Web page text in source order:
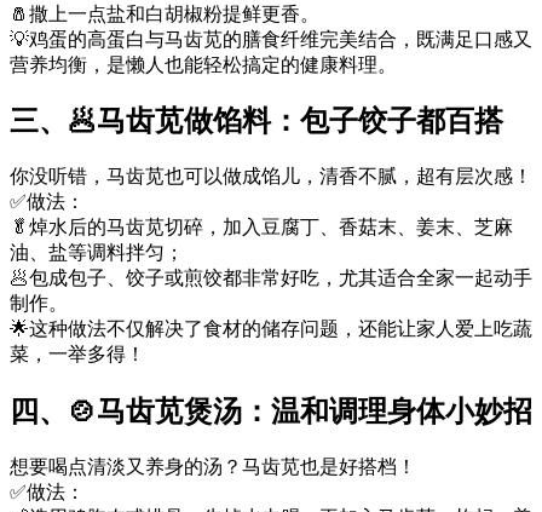
🧂撒上一点盐和白胡椒粉提鲜更香。
💡鸡蛋的高蛋白与马齿苋的膳食纤维完美结合，既满足口感又
营养均衡，是懒人也能轻松搞定的健康料理。
三、🥟马齿苋做馅料：包子饺子都百搭
你没听错，马齿苋也可以做成馅儿，清香不腻，超有层次感！
✅做法：
🥬焯水后的马齿苋切碎，加入豆腐丁、香菇末、姜末、芝麻
油、盐等调料拌匀；
🥟包成包子、饺子或煎饺都非常好吃，尤其适合全家一起动手
制作。
🌟这种做法不仅解决了食材的储存问题，还能让家人爱上吃蔬
菜，一举多得！
四、🍲马齿苋煲汤：温和调理身体小妙招
想要喝点清淡又养身的汤？马齿苋也是好搭档！
✅做法：